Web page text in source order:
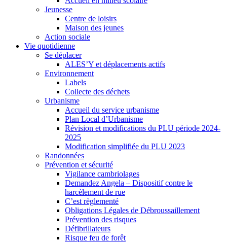
Jeunesse
Centre de loisirs
Maison des jeunes
Action sociale
Vie quotidienne
Se déplacer
ALES’Y et déplacements actifs
Environnement
Labels
Collecte des déchets
Urbanisme
Accueil du service urbanisme
Plan Local d’Urbanisme
Révision et modifications du PLU période 2024-
2025
Modification simplifiée du PLU 2023
Randonnées
Prévention et sécurité
Vigilance cambriolages
Demandez Angela – Dispositif contre le
harcèlement de rue
C’est règlementé
Obligations Légales de Débroussaillement
Prévention des risques
Défibrillateurs
Risque feu de forêt